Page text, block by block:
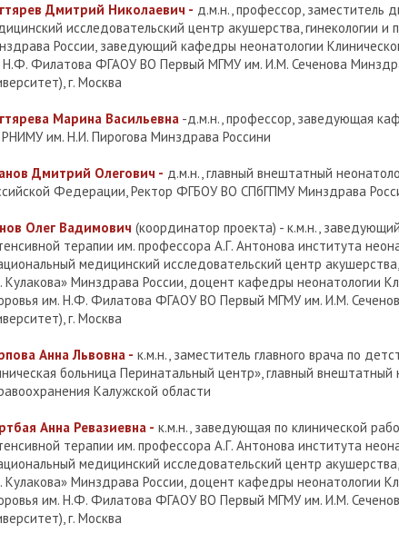
Дмитрий Николаевич - д.м.н., профессор, заместитель
исследовательский центр акушерства, гинекологии и
России, заведующий кафедры неонатологии
Н.Ф. Филатова ФГАОУ ВО Первый МГМУ им. И.М. Сеченова
г. Москва
Марина Васильевна -д.м.н., профессор, заведующая
им. Н.И. Пирогова Минздрава Россини
Дмитрий Олегович - д.м.н., главный внештатный
Федерации, Ректор ФГБОУ ВО СПбГПМУ Минздрава
Олег Вадимович (координатор проекта) - к.м.н.,
терапии им. профессора А.Г. Антонова института
медицинский исследовательский центр
Кулакова» Минздрава России, доцент кафедры неонатологии
им. Н.Ф. Филатова ФГАОУ ВО Первый МГМУ им. И.М.
г. Москва
Анна Львовна - к.м.н., заместитель главного врача по
больница Перинатальный центр», главный
Калужской области
Анна Ревазиевна - к.м.н., заведующая по клинической
терапии им. профессора А.Г. Антонова института
медицинский исследовательский центр
Кулакова» Минздрава России, доцент кафедры неонатологии
им. Н.Ф. Филатова ФГАОУ ВО Первый МГМУ им. И.М.
г. Москва